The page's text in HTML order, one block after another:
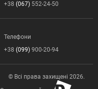
+38 (067)552-24-50
Телефони
+38 (099)900-20-94
© Всі права захищені 2026.